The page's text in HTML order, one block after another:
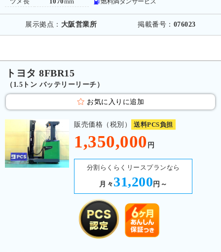
展示拠点： 大阪営業所 掲載番号： 076023
トヨタ 8FBR15
（1.5トン バッテリーリーチ）
お気に入りに追加
販売価格（税別） 送料PCS負担
1,350,000 円
分割らくらくリースプランなら
月々 31,200 円～